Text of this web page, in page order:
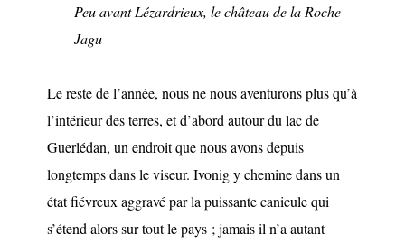
Peu avant Lézardrieux, le château de la Roche
Jagu
Le reste de l’année, nous ne nous aventurons plus qu’à
l’intérieur des terres, et d’abord autour du lac de
Guerlédan, un endroit que nous avons depuis
longtemps dans le viseur. Ivonig y chemine dans un
état fiévreux aggravé par la puissante canicule qui
s’étend alors sur tout le pays ; jamais il n’a autant